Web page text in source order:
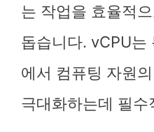
는 작업을 효율적
돕습니다. vCPU는
에서 컴퓨팅 자원
극대화하는데 필